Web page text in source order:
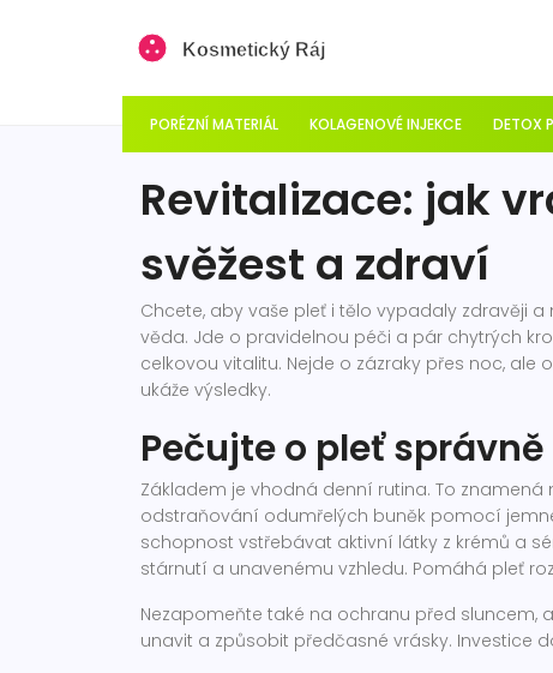
PORÉZNÍ MATERIÁL KOLAGENOVÉ INJEKCE DETOX
Revitalizace: jak
svěžest a zdraví
Chcete, aby vaše pleť i tělo vypadaly zdravěji
věda. Jde o pravidelnou péči a pár chytrých
celkovou vitalitu. Nejde o zázraky přes noc,
ukáže výsledky.
Pečujte o pleť
Základem je vhodná denní rutina. To
odstraňování odumřelých buněk pomocí
schopnost vstřebávat aktivní látky z krémů a
stárnutí a unavenému vzhledu. Pomáhá pleť
Nezapomeňte také na ochranu před sluncem,
unavit a způsobit předčasné vrásky. Investice